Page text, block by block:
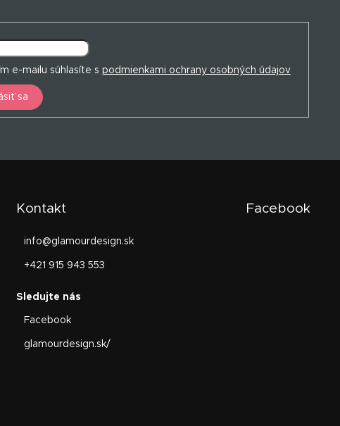
e-mailu súhlasíte s podmienkami ochrany osobných údajov
sa
Kontakt
info@glamourdesign.sk
+421 915 943 553
Facebook
glamourdesign.sk/
Facebook